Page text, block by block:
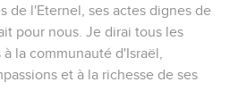
de l'Eternel, ses actes dignes de
pour nous. Je dirai tous les
la communauté d'Israël,
et à la richesse de ses